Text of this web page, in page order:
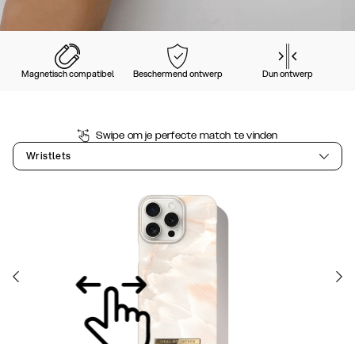
Magnetisch compatibel Beschermend ontwerp Dun ontwerp
Swipe om je perfecte match te vinden
Wristlets